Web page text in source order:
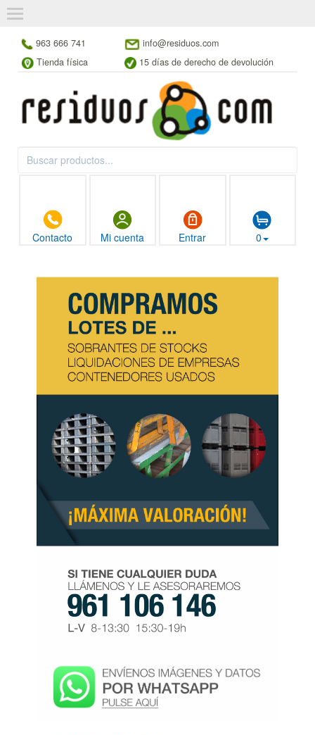
963 666 741
info@residuos.com
Tienda física
15 días de derecho de devolución
Contacto Mi cuenta Entrar 0